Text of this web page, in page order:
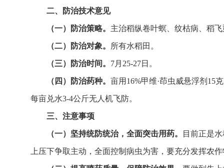
二、防治技术意见
（一）防治策略。 主治稻纵卷叶螟、纹枯病、稻
（二）防治对象。 所有水稻田。
（三）防治时间。 7月25-27日。
（四）防治药种。 亩用16%甲维·茚虫威悬浮剂15
每亩兑水3-4公斤无人机飞防。
三、注意事项
（一）坚持统防统治，全面突击用药。 目前正是
上压下争取主动，全面控制病虫为害，要充分发挥农